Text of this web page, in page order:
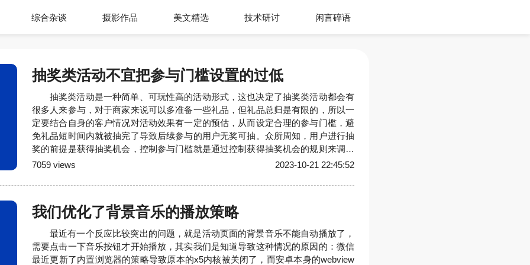
综合杂谈 摄影作品 美文精选 技术研讨 闲言碎语
抽奖类活动不宜把参与门槛设置的过低
抽奖类活动是一种简单、可玩性高的活动形式，这也决定了抽奖类活动都会有
很多人来参与，对于商家来说可以多准备一些礼品，但礼品总归是有限的，所以一
定要结合自身的客户情况对活动效果有一定的预估，从而设定合理的参与门槛，避
免礼品短时间内就被抽完了导致后续参与的用户无奖可抽。众所周知，用户进行抽
奖的前提是获得抽奖机会，控制参与门槛就是通过控制获得抽奖机会的规则来调节
的，抽奖机会的获得目前有三种途径：自己报名、推荐好友报名和每天第一次分享
义数量的，我们奖励的规则是自己报名获得1次，每推荐1位好友报
7059 views 2023-10-21 22:45:52
我们优化了背景音乐的播放策略
最近有一个反应比较突出的问题，就是活动页面的背景音乐不能自动播放了，
需要点击一下音乐按钮才开始播放，其实我们是知道导致这种情况的原因的：微信
最近更新了内置浏览器的策略导致原本的x5内核被关闭了，而安卓本身的webview